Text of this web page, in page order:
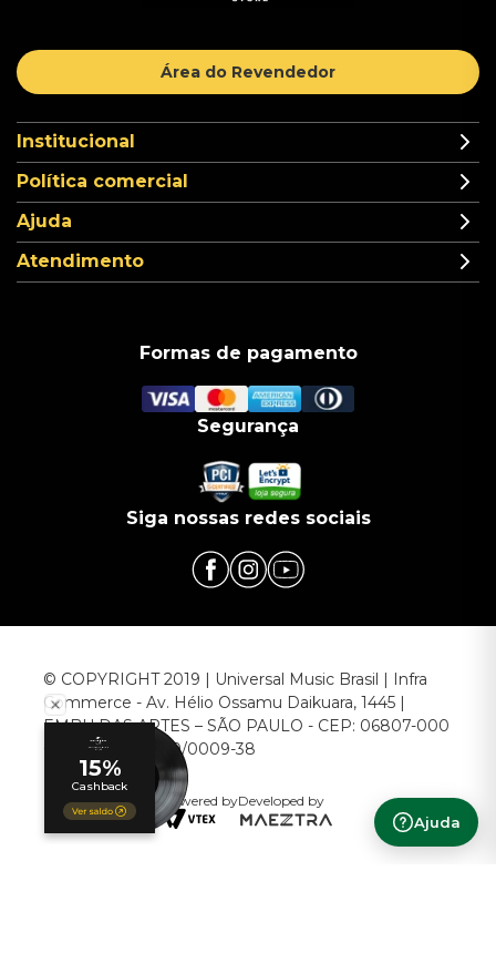
Ajuda
Área do Revendedor
Institucional
Política comercial
Ajuda
Atendimento
Formas de pagamento
Segurança
Siga nossas redes sociais
© COPYRIGHT 2019 | Universal Music Brasil | Infra
Commerce - Av. Hélio Ossamu Daikuara, 1445 |
EMBU DAS ARTES – SÃO PAULO - CEP: 06807-000
CNPJ: 00.952.789/0009-38
Powered byDeveloped by